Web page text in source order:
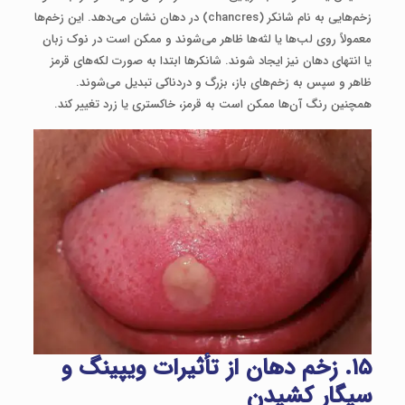
زخم‌هایی به نام شانکر (chancres) در دهان نشان می‌دهد. این زخم‌ها
معمولاً روی لب‌ها یا لثه‌ها ظاهر می‌شوند و ممکن است در نوک زبان
یا انتهای دهان نیز ایجاد شوند. شانکرها ابتدا به صورت لکه‌های قرمز
ظاهر و سپس به زخم‌های باز، بزرگ‌ و دردناکی تبدیل می‌شوند.
همچنین رنگ آن‌ها ممکن است به قرمز، خاکستری یا زرد تغییر کند.
۱۵. زخم دهان از تأثیرات ویپینگ و
سیگار کشیدن